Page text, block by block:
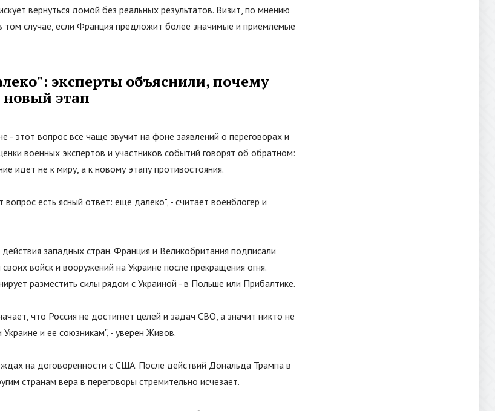
вернуться домой без реальных результатов. Визит, по мнению
том случае, если Франция предложит более значимые и приемлемые
эксперты объяснили, почему
этап
- этот вопрос все чаще звучит на фоне заявлений о переговорах и
военных экспертов и участников событий говорят об обратном:
идет не к миру, а к новому этапу противостояния.
есть ясный ответ: еще далеко", - считает военблогер и
западных стран. Франция и Великобритания подписали
войск и вооружений на Украине после прекращения огня.
разместить силы рядом с Украиной - в Польше или Прибалтике.
что Россия не достигнет целей и задач СВО, а значит никто не
и ее союзникам", - уверен Живов.
на договоренности с США. После действий Дональда Трампа в
странам вера в переговоры стремительно исчезает.